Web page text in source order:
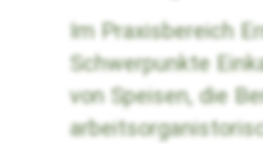
Im Praxisbereich
Schwerpunkte
von Speisen, die